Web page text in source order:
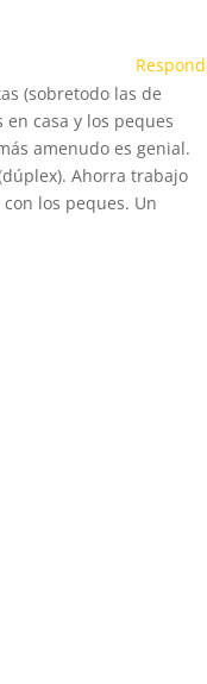
(sobretodo las de
casa y los peques
amenudo es genial.
Ahorra trabajo
los peques. Un